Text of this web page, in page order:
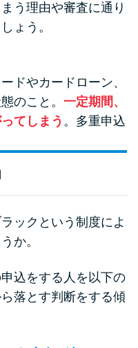
カードローンと比
金を借りられる？
さや将来への影響
は？悪質な手口に
）からお金を借り
う理由や審査に通り
ょう。
ドやカードローン、
のこと。 一定期間、
てしまう 。多重申込
ックという制度によ
か。
込をする人を以下の
落とす判断をする傾